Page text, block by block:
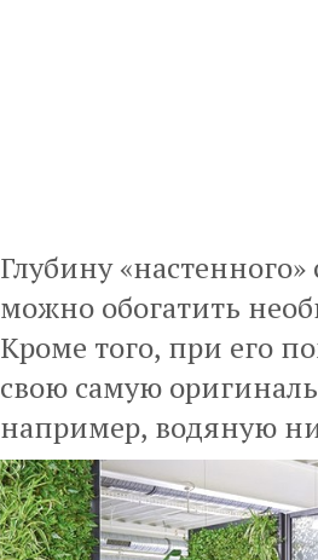
Глубину
можно обогатить
Кроме того, при его
свою самую
например, водяную